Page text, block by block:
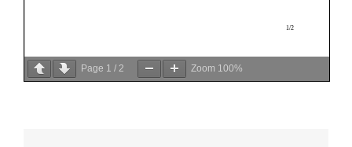
Page 1 / 2 Zoom 100%